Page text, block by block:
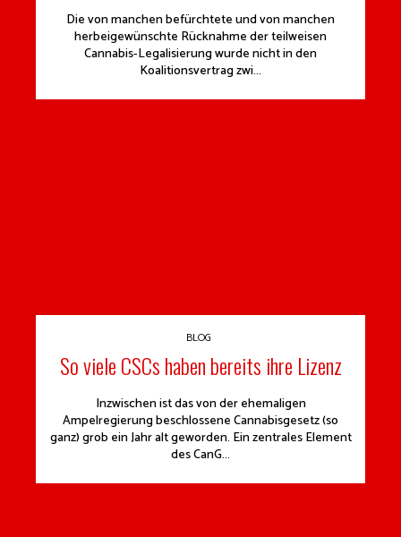
Die von manchen befürchtete und von manchen
herbeigewünschte Rücknahme der teilweisen
Cannabis-Legalisierung wurde nicht in den
Koalitionsvertrag zwi...
BLOG
So viele CSCs haben bereits ihre Lizenz
Inzwischen ist das von der ehemaligen
Ampelregierung beschlossene Cannabisgesetz (so
ganz) grob ein Jahr alt geworden. Ein zentrales Element
des CanG...